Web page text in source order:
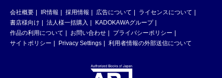
会社概要 IR情報 採用情報 広告について
ライセンスについて
書店様向け
法人様一括購入
KADOKAWAグループ
作品の利用について
お問い合わせ
プライバシーポリシー
サイトポリシー
Privacy Settings 利用者情報の外部送信について